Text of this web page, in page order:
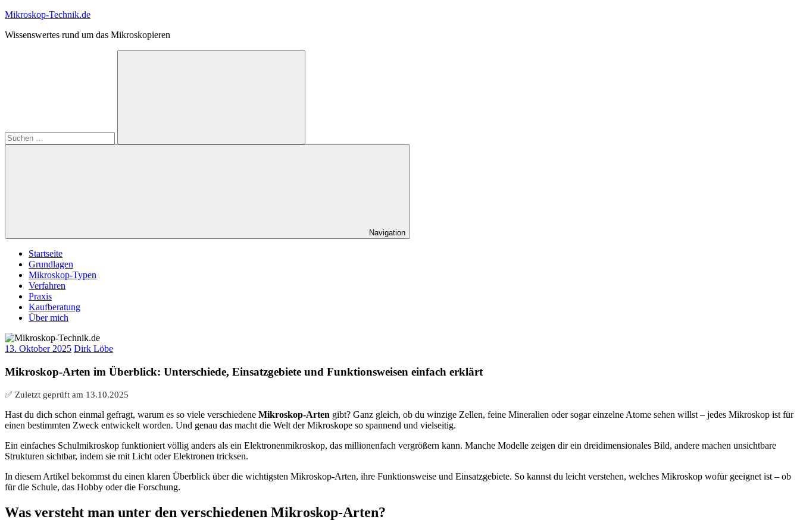
Zum
springen
Mikroskop-Technik.de
Wissenswertes rund um das Mikroskopieren
Suchen
Navigation
Startseite
Grundlagen
Mikroskop-Typen
Verfahren
Praxis
Kaufberatung
Über mich
13. Oktober 2025 Dirk Löbe
Mikroskop-Arten im Überblick: Unterschiede, Einsatzgebiete und Funktionsweisen einfach erklärt
✅ Zuletzt geprüft am 13.10.2025
Hast du dich schon einmal gefragt, warum es so viele verschiedene Mikroskop-Arten gibt? Ganz gleich, ob du winzige Zellen, feine Mineralien oder sogar einzelne Atome sehen willst – jedes Mikroskop ist für
einen bestimmten Zweck entwickelt worden. Und genau das macht die Welt der Mikroskope so spannend und vielseitig.
Ein einfaches Schulmikroskop funktioniert völlig anders als ein Elektronenmikroskop, das millionenfach vergrößern kann. Manche Modelle zeigen dir ein dreidimensionales Bild, andere machen unsichtbare
Strukturen sichtbar, indem sie mit Licht oder Elektronen tricksen.
In diesem Artikel bekommst du einen klaren Überblick über die wichtigsten Mikroskop-Arten, ihre Funktionsweise und Einsatzgebiete. So kannst du leicht verstehen, welches Mikroskop wofür geeignet ist – ob
für die Schule, das Hobby oder die Forschung.
Was versteht man unter den verschiedenen Mikroskop-Arten?